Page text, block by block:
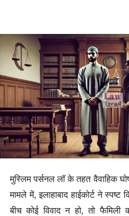
मुस्लिम पर्सनल लॉ के तहत वैवाहिक
मामले में, इलाहाबाद हाईकोर्ट ने स्पष्ट
बीच कोई विवाद न हो, तो फैमिली